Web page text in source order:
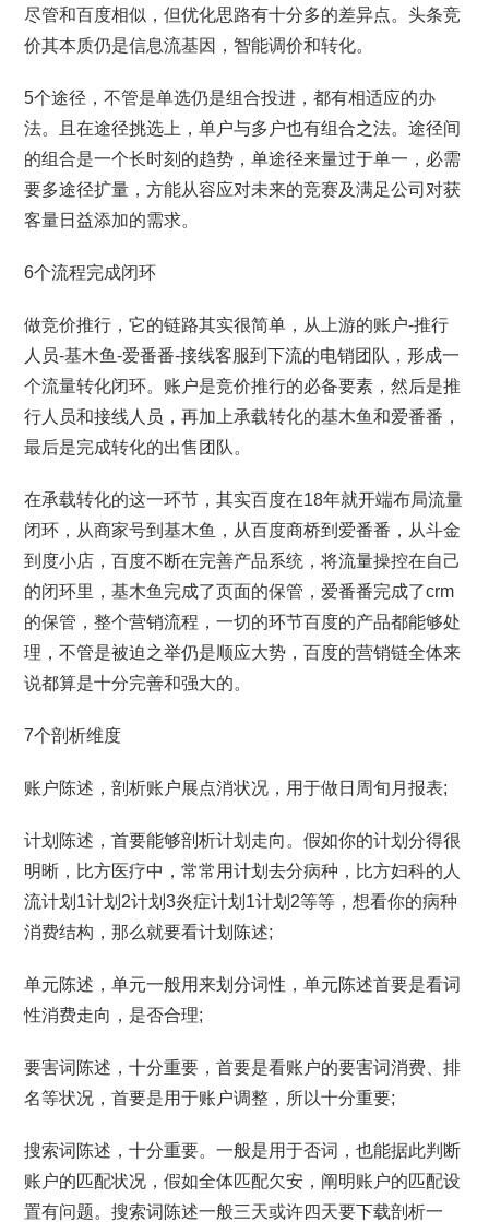
尽管和百度相似，但优化思路有十分多的差异点。头条竞
价其本质仍是信息流基因，智能调价和转化。
5个途径，不管是单选仍是组合投进，都有相适应的办
法。且在途径挑选上，单户与多户也有组合之法。途径间
的组合是一个长时刻的趋势，单途径来量过于单一，必需
要多途径扩量，方能从容应对未来的竞赛及满足公司对获
客量日益添加的需求。
6个流程完成闭环
做竞价推行，它的链路其实很简单，从上游的账户-推行
人员-基木鱼-爱番番-接线客服到下流的电销团队，形成一
个流量转化闭环。账户是竞价推行的必备要素，然后是推
行人员和接线人员，再加上承载转化的基木鱼和爱番番，
最后是完成转化的出售团队。
在承载转化的这一环节，其实百度在18年就开端布局流量
闭环，从商家号到基木鱼，从百度商桥到爱番番，从斗金
到度小店，百度不断在完善产品系统，将流量操控在自己
的闭环里，基木鱼完成了页面的保管，爱番番完成了crm
的保管，整个营销流程，一切的环节百度的产品都能够处
理，不管是被迫之举仍是顺应大势，百度的营销链全体来
说都算是十分完善和强大的。
7个剖析维度
账户陈述，剖析账户展点消状况，用于做日周旬月报表;
计划陈述，首要能够剖析计划走向。假如你的计划分得很
明晰，比方医疗中，常常用计划去分病种，比方妇科的人
流计划1计划2计划3炎症计划1计划2等等，想看你的病种
消费结构，那么就要看计划陈述;
单元陈述，单元一般用来划分词性，单元陈述首要是看词
性消费走向，是否合理;
要害词陈述，十分重要，首要是看账户的要害词消费、排
名等状况，首要是用于账户调整，所以十分重要;
搜索词陈述，十分重要。一般是用于否词，也能据此判断
账户的匹配状况，假如全体匹配欠安，阐明账户的匹配设
置有问题。搜索词陈述一般三天或许四天要下载剖析一